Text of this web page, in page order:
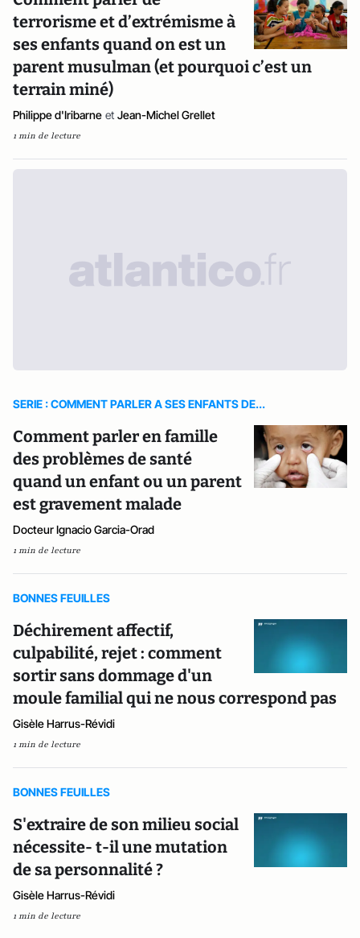
terrorisme et d’extrémisme à
ses enfants quand on est un
parent musulman (et pourquoi c’est un
terrain miné)
Philippe d'Iribarne et Jean-Michel Grellet
1 min de lecture
SERIE : COMMENT PARLER A SES ENFANTS DE...
Comment parler en famille
des problèmes de santé
quand un enfant ou un parent
est gravement malade
Docteur Ignacio Garcia-Orad
1 min de lecture
BONNES FEUILLES
Déchirement affectif,
culpabilité, rejet : comment
sortir sans dommage d'un
moule familial qui ne nous correspond pas
Gisèle Harrus-Révidi
1 min de lecture
BONNES FEUILLES
S'extraire de son milieu social
nécessite- t-il une mutation
de sa personnalité ?
Gisèle Harrus-Révidi
1 min de lecture